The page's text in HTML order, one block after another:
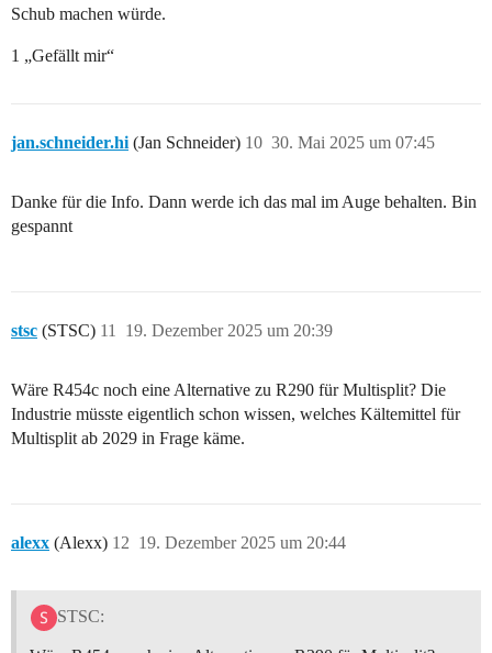
Schub machen würde.
1 „Gefällt mir“
jan.schneider.hi (Jan Schneider) 30. Mai 2025 um 07:45
10
Danke für die Info. Dann werde ich das mal im Auge behalten. Bin
gespannt
stsc (STSC) 19. Dezember 2025 um 20:39
11
Wäre R454c noch eine Alternative zu R290 für Multisplit? Die
Industrie müsste eigentlich schon wissen, welches Kältemittel für
Multisplit ab 2029 in Frage käme.
alexx (Alexx) 19. Dezember 2025 um 20:44
12
STSC: